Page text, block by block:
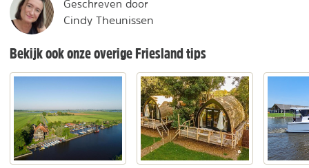
Geschreven door
Cindy Theunissen
Bekijk ook onze overige Friesland tips